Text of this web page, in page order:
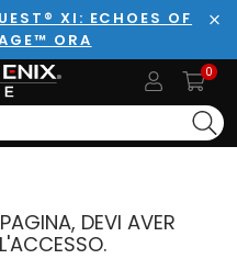
XI: ECHOES OF
ORA
0
DEVI AVER